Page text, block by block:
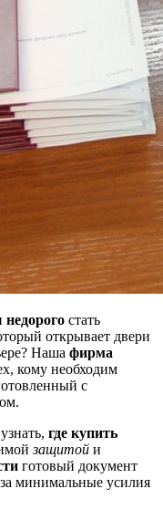
недорого стать
открывает двери
Наша фирма
кому необходим
с
где купить
защитой и
готовый документ
минимальные усилия